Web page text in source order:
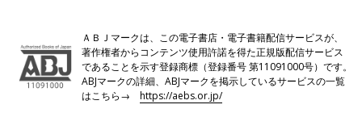
ＡＢＪマークは、この電子書店・電子書籍配信サービスが、
著作権者からコンテンツ使用許諾を得た正規版配信サービス
であることを示す登録商標（登録番号 第11091000号）です。
ABJマークの詳細、ABJマークを掲示しているサービスの一覧
はこちら→https://aebs.or.jp/